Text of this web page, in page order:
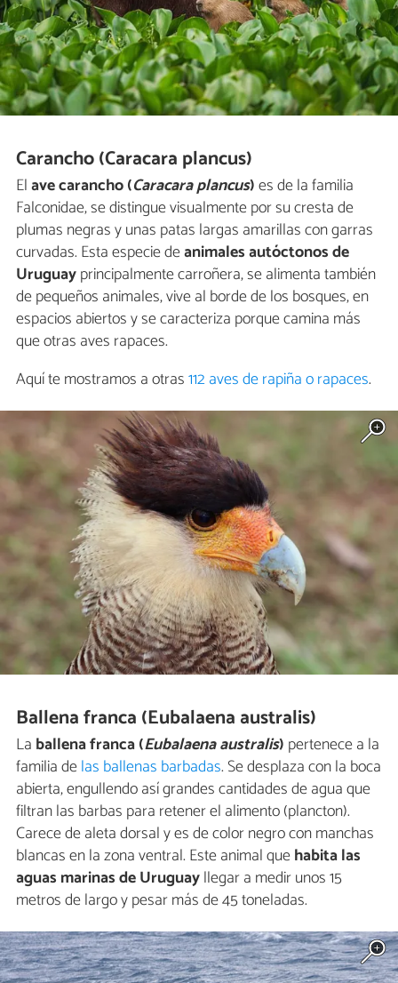
Carancho (Caracara plancus)
Elave carancho (Caracara plancus)es de la familia
Falconidae, se distingue visualmente por su cresta de
plumas negras y unas patas largas amarillas con garras
curvadas. Esta especie deanimales autóctonos de
Uruguayprincipalmente carroñera, se alimenta también
de pequeños animales, vive al borde de los bosques, en
espacios abiertos y se caracteriza porque camina más
que otras aves rapaces.
Aquí te mostramos a otras112 aves de rapiña o rapaces.
Ballena franca (Eubalaena australis)
La ballena franca (Eubalaena australis) pertenece a la
familia delas ballenas barbadas. Se desplaza con la boca
abierta, engullendo así grandes cantidades de agua que
filtran las barbas para retener el alimento (plancton).
Carece de aleta dorsal y es de color negro con manchas
blancas en la zona ventral. Este animal quehabita las
aguas marinas de Uruguayllegar a medir unos 15
metros de largo y pesar más de 45 toneladas.